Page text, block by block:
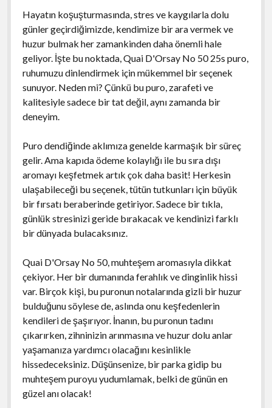
Hayatın koşuşturmasında, stres ve kaygılarla dolu
günler geçirdiğimizde, kendimize bir ara vermek ve
huzur bulmak her zamankinden daha önemli hale
geliyor. İşte bu noktada, Quai D'Orsay No 50 25s puro,
ruhumuzu dinlendirmek için mükemmel bir seçenek
sunuyor. Neden mi? Çünkü bu puro, zarafeti ve
kalitesiyle sadece bir tat değil, aynı zamanda bir
deneyim.
Puro dendiğinde aklımıza genelde karmaşık bir süreç
gelir. Ama kapıda ödeme kolaylığı ile bu sıra dışı
aromayı keşfetmek artık çok daha basit! Herkesin
ulaşabileceği bu seçenek, tütün tutkunları için büyük
bir fırsatı beraberinde getiriyor. Sadece bir tıkla,
günlük stresinizi geride bırakacak ve kendinizi farklı
bir dünyada bulacaksınız.
Quai D'Orsay No 50, muhteşem aromasıyla dikkat
çekiyor. Her bir dumanında ferahlık ve dinginlik hissi
var. Birçok kişi, bu puronun notalarında gizli bir huzur
bulduğunu söylese de, aslında onu keşfedenlerin
kendileri de şaşırıyor. İnanın, bu puronun tadını
çıkarırken, zihninizin arınmasına ve huzur dolu anlar
yaşamanıza yardımcı olacağını kesinlikle
hissedeceksiniz. Düşünsenize, bir parka gidip bu
muhteşem puroyu yudumlamak, belki de günün en
güzel anı olacak!